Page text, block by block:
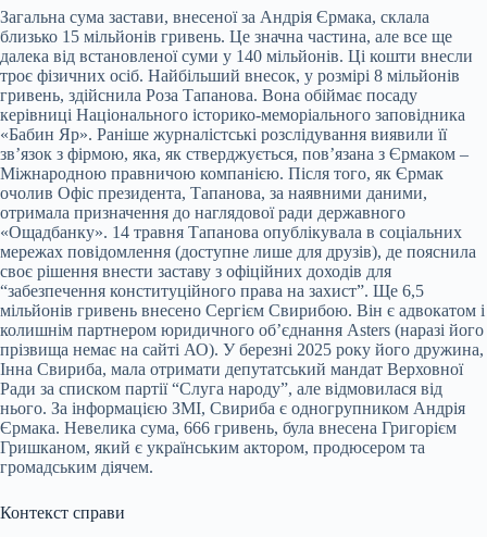
Загальна сума застави, внесеної за Андрія Єрмака, склала
близько 15 мільйонів гривень. Це значна частина, але все ще
далека від встановленої суми у 140 мільйонів. Ці кошти внесли
троє фізичних осіб. Найбільший внесок, у розмірі 8 мільйонів
гривень, здійснила Роза Тапанова. Вона обіймає посаду
керівниці Національного історико-меморіального заповідника
«Бабин Яр». Раніше журналістські розслідування виявили її
зв’язок з фірмою, яка, як стверджується, пов’язана з Єрмаком –
Міжнародною правничою компанією. Після того, як Єрмак
очолив Офіс президента, Тапанова, за наявними даними,
отримала призначення до наглядової ради державного
«Ощадбанку». 14 травня Тапанова опублікувала в соціальних
мережах повідомлення (доступне лише для друзів), де пояснила
своє рішення внести заставу з офіційних доходів для
“забезпечення конституційного права на захист”. Ще 6,5
мільйонів гривень внесено Сергієм Свирибою. Він є адвокатом і
колишнім партнером юридичного об’єднання Asters (наразі його
прізвища немає на сайті АО). У березні 2025 року його дружина,
Інна Свириба, мала отримати депутатський мандат Верховної
Ради за списком партії “Слуга народу”, але відмовилася від
нього. За інформацією ЗМІ, Свириба є одногрупником Андрія
Єрмака. Невелика сума, 666 гривень, була внесена Григорієм
Гришканом, який є українським актором, продюсером та
громадським діячем.
Контекст справи